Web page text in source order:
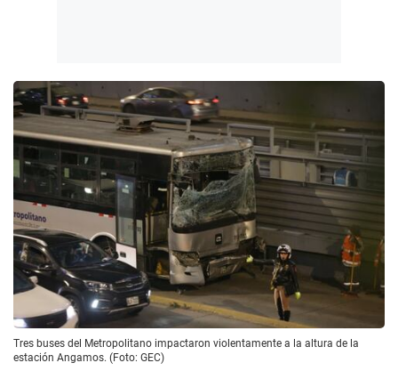
Tres buses del Metropolitano impactaron violentamente a la altura de la
estación Angamos. (Foto: GEC)